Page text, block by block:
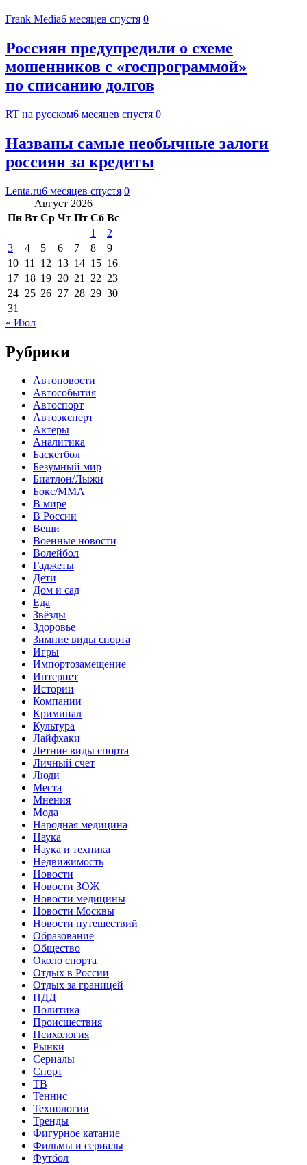
Frank Media6 месяцев спустя 0
Россиян предупредили о схеме
мошенников с «госпрограммой»
по списанию долгов
RT на русском6 месяцев спустя 0
Названы самые необычные залоги
россиян за кредиты
Lenta.ru6 месяцев спустя 0
Август 2026
Пн Вт Ср Чт Пт Сб Вс
1
2
3
4 5 6 7 8
9
10 11 12 13 14 15 16
17 18 19 20 21 22 23
24 25 26 27 28 29 30
31
« Июл
Рубрики
Автоновости
Автособытия
Автоспорт
Автоэксперт
Актеры
Аналитика
Баскетбол
Безумный мир
Биатлон/Лыжи
Бокс/MMA
В мире
В России
Вещи
Военные новости
Волейбол
Гаджеты
Дети
Дом и сад
Еда
Звёзды
Здоровье
Зимние виды спорта
Игры
Импортозамещение
Интернет
Истории
Компании
Криминал
Культура
Лайфхаки
Летние виды спорта
Личный счет
Люди
Места
Мнения
Мода
Народная медицина
Наука
Наука и техника
Недвижимость
Новости
Новости ЗОЖ
Новости медицины
Новости Москвы
Новости путешествий
Образование
Общество
Около спорта
Отдых в России
Отдых за границей
ПДД
Политика
Происшествия
Психология
Рынки
Сериалы
Спорт
ТВ
Теннис
Технологии
Тренды
Фигурное катание
Фильмы и сериалы
Футбол